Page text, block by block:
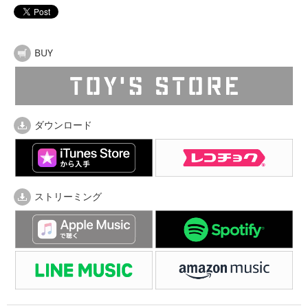
BUY
ダウンロード
ストリーミング